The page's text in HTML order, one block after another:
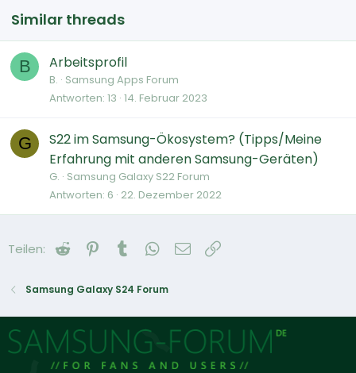
Similar threads
B Arbeitsprofil
B. Samsung Apps Forum
Antworten 13 14. Februar 2023
G
S22 im Samsung-Ökosystem? (Tipps/Meine
Erfahrung mit anderen Samsung-Geräten)
G. Samsung Galaxy S22 Forum
Antworten 6 22. Dezember 2022
Teilen: Reddit Pinterest
Tumblr WhatsApp
E-Mail
Samsung Galaxy S24 Forum